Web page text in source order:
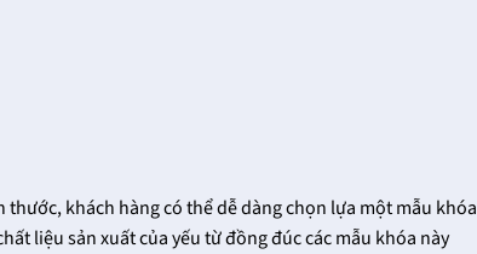
khách hàng có thể dễ dàng chọn lựa một mẫu khóa
liệu sản xuất của yếu từ đồng đúc các mẫu khóa này